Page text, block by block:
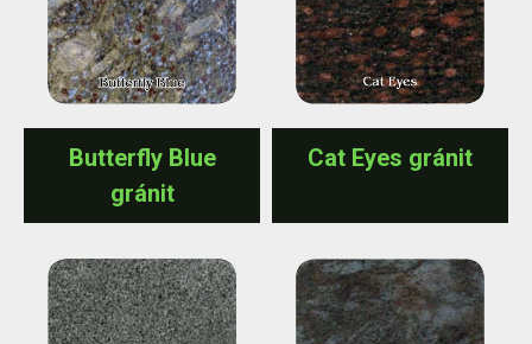
Butterfly Blue
gránit
Cat Eyes gránit